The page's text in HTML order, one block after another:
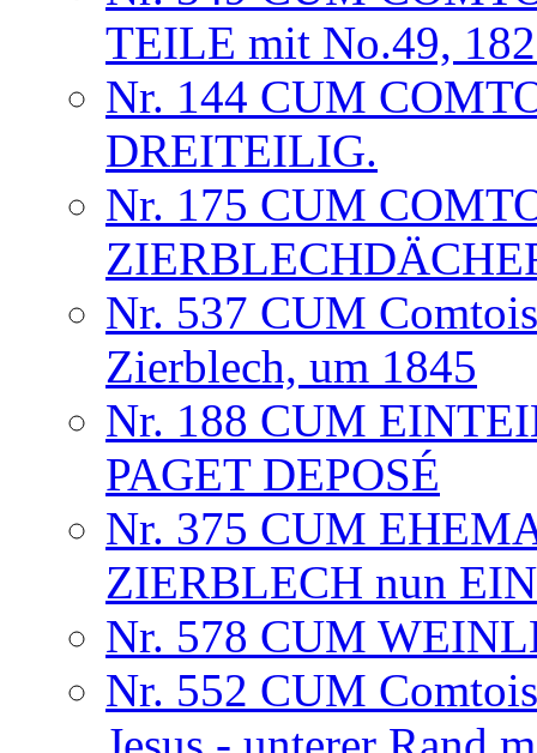
TEILE mit No.49,
Nr. 144 CUM
DREITEILIG.
Nr. 175 CUM
Nr. 537 CUM
Zierblech, um 1845
Nr. 188 CUM
PAGET DEPOSÉ
Nr. 375 CUM
ZIERBLECH nun
Nr. 578 CUM
Nr. 552 CUM